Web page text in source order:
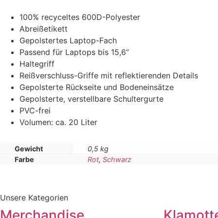
100% recyceltes 600D-Polyester
Abreißetikett
Gepolstertes Laptop-Fach
Passend für Laptops bis 15,6“
Haltegriff
Reißverschluss-Griffe mit reflektierenden Details
Gepolsterte Rückseite und Bodeneinsätze
Gepolsterte, verstellbare Schultergurte
PVC-frei
Volumen: ca. 20 Liter
Gewicht
0,5 kg
Farbe
Rot, Schwarz
Unsere Kategorien